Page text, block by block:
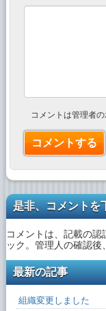
コメントは管理者
是非、コメントを
コメントは、記載の認
ック。管理人の確認後
最新の記事
組織変更しました